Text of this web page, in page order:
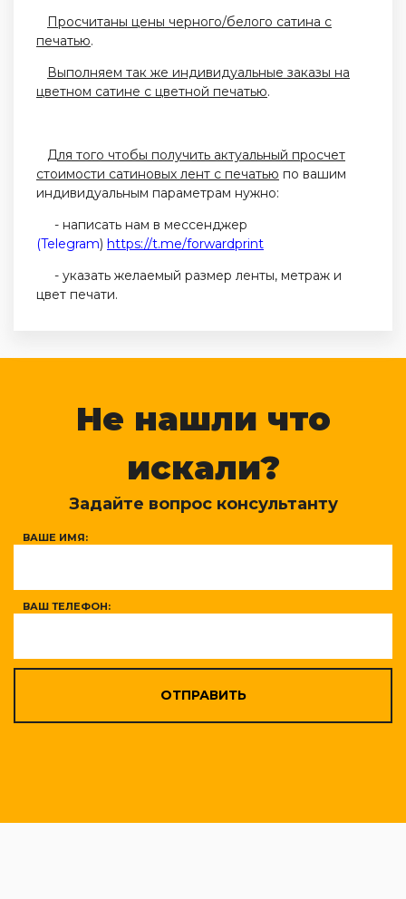
Просчитаны цены черного/белого сатина с
печатью.
Выполняем так же индивидуальные заказы на
цветном сатине с цветной печатью.
Для того чтобы получить актуальный просчет
стоимости сатиновых лент с печатью по вашим
индивидуальным параметрам нужно:
- написать нам в мессенджер
(Telegram) https://t.me/forwardprint
- указать желаемый размер ленты, метраж и
цвет печати.
Не нашли что
искали?
Задайте вопрос консультанту
ВАШЕ ИМЯ:
ВАШ ТЕЛЕФОН:
ОТПРАВИТЬ